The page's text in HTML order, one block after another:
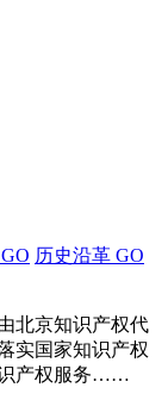
GO 历史沿革 GO
北京知识产权代
实国家知识产权
识产权服务……